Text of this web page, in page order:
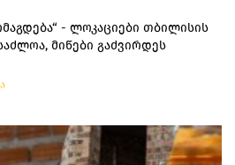
- ლოკაციები თბილისის
მიწები გაძვირდეს